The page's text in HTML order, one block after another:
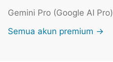
Gemini Pro (Google AI Pro)
Semua akun premium →